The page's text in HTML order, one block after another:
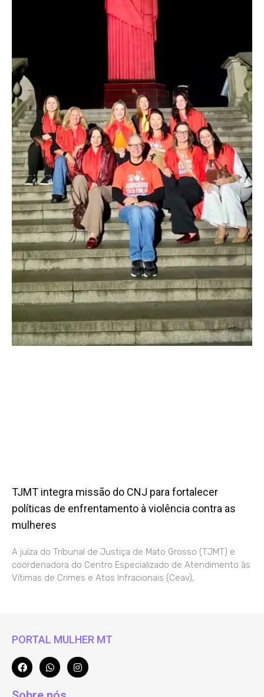
TJMT integra missão do CNJ para fortalecer
políticas de enfrentamento à violência contra as
mulheres
A juíza do Tribunal de Justiça de Mato Grosso (TJMT) e
coordenadora do Centro Especializado de Atendimento às
Vítimas de Crimes e Atos Infracionais (Ceav),
PORTAL MULHER MT